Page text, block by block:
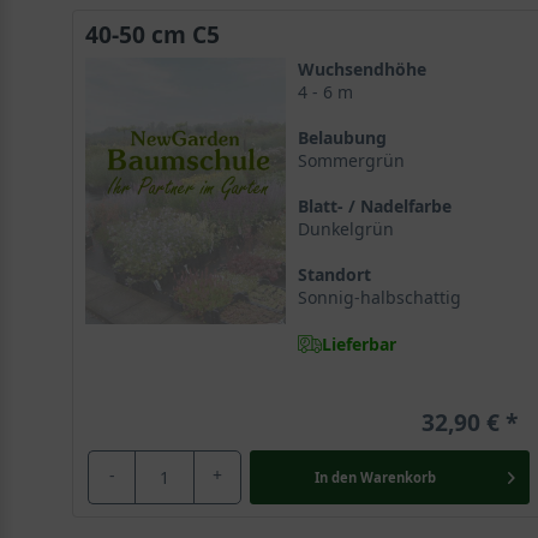
und einem malerischen Wuchs. Der attraktive
Cornus florida benötigt etwas gärtnerisches
Wasserversorgung, entlohnt die Mühe des Gärtners
Der Amerikanische Blumen-Hartriegel wächst, wie
im Unterholz an Böschungen. Der attraktive Strauch
dekorativen Blüte zu verschönern. Cornus florida ist
Langsame wachsende Pflanze mit charismatischer
Wie auchandere Hartriegel
verfügt er über ein
zur Gattung der
in der großen Familie der
40-50 cm C5
Wuchsendhöhe
4 - 6 m
Belaubung
Sommergrün
Blatt- / Nadelfarbe
Dunkelgrün
Standort
Sonnig-halbschattig
Lieferbar
32,90 €
- + In den Warenkorb